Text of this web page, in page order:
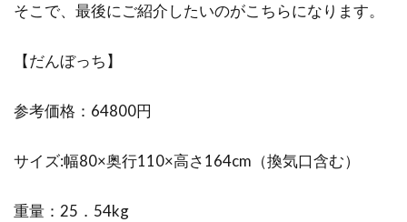
そこで、最後にご紹介したいのがこちらになります。
【だんぼっち】
参考価格：64800円
サイズ:幅80×奥行110×高さ164cm（換気口含む）
重量：25．54kg